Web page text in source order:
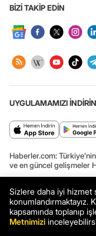
BİZİ TAKİP EDİN
UYGULAMAMIZI İNDİRİN
Haberler.com:
ve en güncel gelişmeler
Haber: Ulusal Kanser
Sizlere daha iyi hizmet
konumlandırmaktayız.
kapsamında toplanıp
Metnimizi